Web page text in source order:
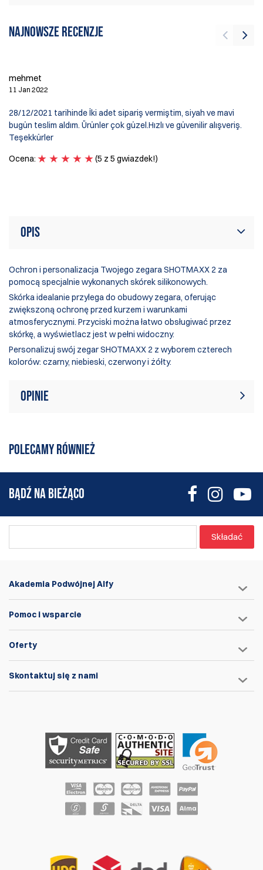
Najnowsze recenzje
mehmet
11 Jan 2022
28/12/2021 tarihinde İki adet sipariş vermiştim, siyah ve mavi
bugün teslim aldım. Ürünler çok güzel.Hızlı ve güvenilir alışveriş.
Teşekkürler
Ocena:
(5 z 5 gwiazdek!)
Opis
Ochron i personalizacja Twojego zegara SHOTMAXX 2 za
pomocą specjalnie wykonanych skórek silikonowych.
Skórka idealanie przylega do obudowy zegara, oferując
zwiększoną ochronę przed kurzem i warunkami
atmosferycznymi. Przyciski można łatwo obsługiwać przez
skórkę, a wyświetlacz jest w pełni widoczny.
Personalizuj swój zegar SHOTMAXX 2 z wyborem czterech
kolorów: czarny, niebieski, czerwony i żółty.
Opinie
produktów. Bądź pierwszym, który
pisze recenzję
POLECAMY RÓWNIEŻ
BĄDŹ NA BIEŻĄCO
Składać
Akademia Podwójnej Alfy
Pomoc i wsparcie
Oferty
Skontaktuj się z nami